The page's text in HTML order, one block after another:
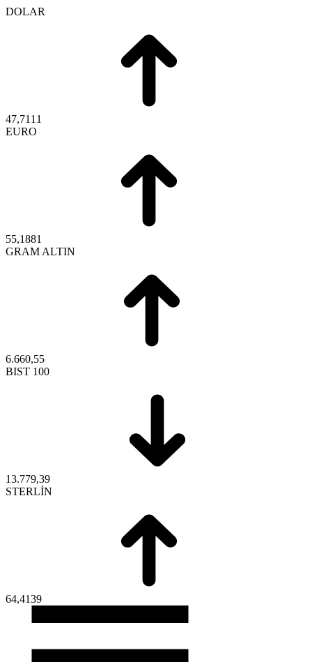
DOLAR
47,7111
EURO
55,1881
GRAM ALTIN
6.660,55
BIST 100
13.779,39
STERLİN
64,4139